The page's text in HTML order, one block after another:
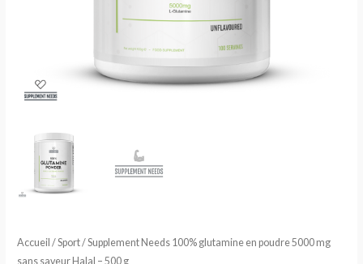
Accueil /Sport/ Supplement Needs 100% glutamine en poudre 5000 mg
sans saveur Halal – 500 g